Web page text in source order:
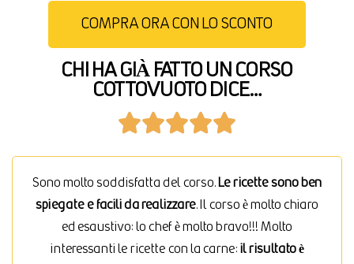
COMPRA ORA CON LO SCONTO
CHI HA GIÀ FATTO UN CORSO
COTTOVUOTO DICE…

Sono molto soddisfatta del corso. Le ricette sono ben
spiegate e facili da realizzare. Il corso è molto chiaro
ed esaustivo: lo chef è molto bravo!!! Molto
interessanti le ricette con la carne: il risultato è